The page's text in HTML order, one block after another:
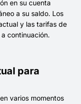
en su cuenta
a su saldo. Los
y las tarifas de
continuación.
para
varios momentos